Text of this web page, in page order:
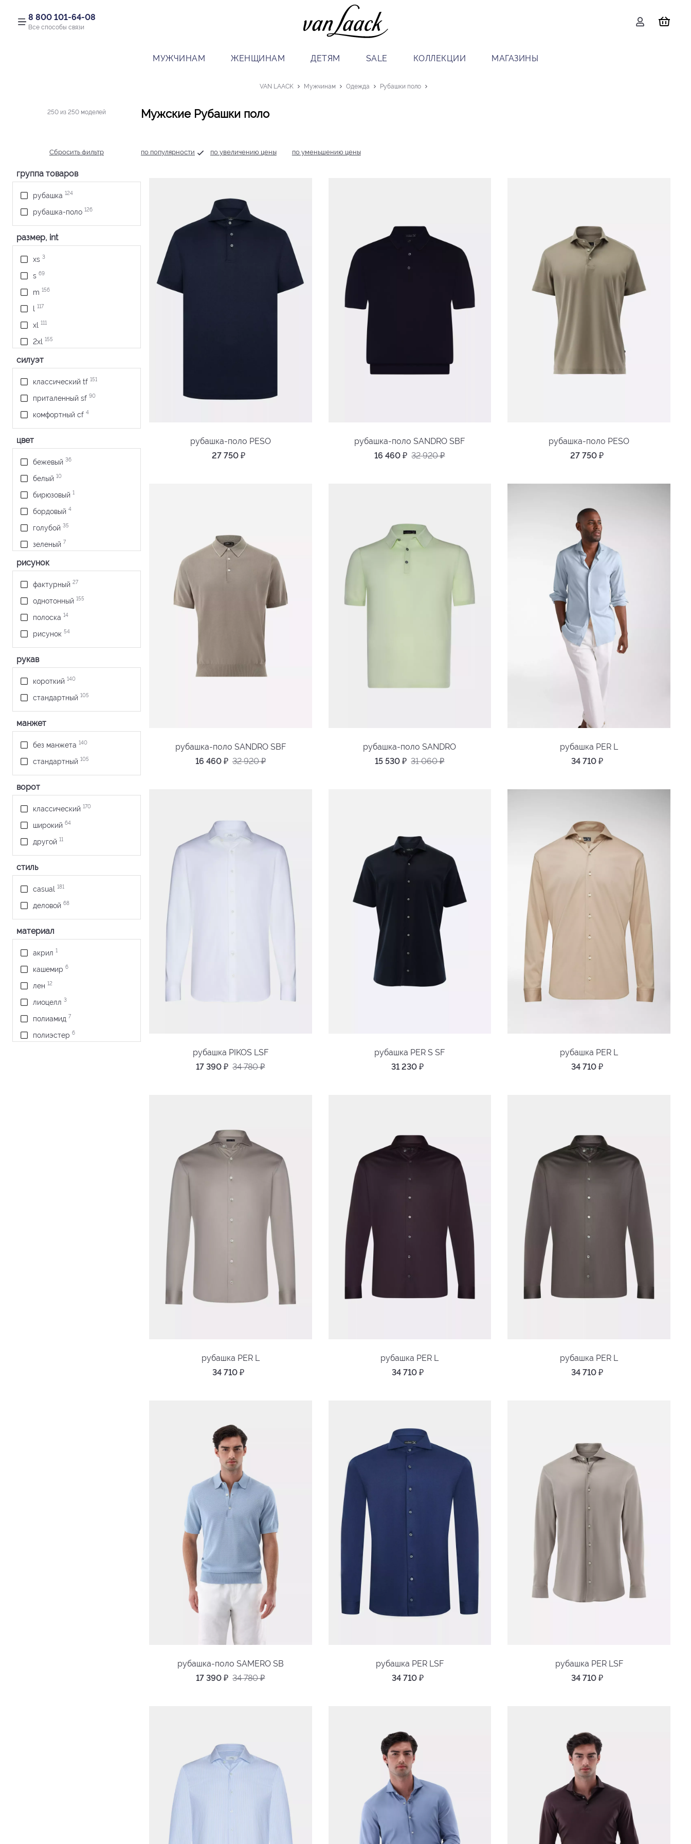
8 800 101-64-08
Все способы связи
МУЖЧИНАМ ЖЕНЩИНАМ ДЕТЯМ SALE КОЛЛЕКЦИИ МАГАЗИНЫ
VAN LAACK Мужчинам Одежда Рубашки поло
250 из 250 моделей
Сбросить фильтр
группа товаров
рубашка 124
рубашка-поло 126
размер, int
xs 3
s 69
m 156
l 117
xl 111
2xl 155
3xl
силуэт
классический tf 151
приталенный sf 90
комфортный cf 4
цвет
бежевый 36
белый 10
бирюзовый 1
бордовый 4
голубой 35
зеленый 7
коралловый
серо-голубой
темно-синий
фиолетовый
хаки
черный
ярко-розовый
ярко-синий
рисунок
фактурный 27
однотонный 155
полоска 14
рисунок 54
рукав
короткий 140
стандартный 105
манжет
без манжета 140
стандартный 105
ворот
классический 170
широкий 64
другой 11
стиль
casual 181
деловой 68
материал
акрил 1
кашемир 6
лен 12
лиоцелл 3
полиамид 7
полиэстер 6
Мужские Рубашки поло
по популярности по увеличению цены по уменьшению цены
рубашка-поло PESO
27 750 ₽
рубашка-поло SANDRO SBF
16 460₽ 32 920₽
рубашка-поло PESO
27 750₽
рубашка-поло SANDRO SBF
16 460 ₽ 32 920₽
рубашка-поло SANDRO
15 530₽ 31 060₽
рубашка PER L
34 710 ₽
рубашка PIKOS LSF
17 390₽ 34 780₽
рубашка PER S SF
31 230₽
рубашка PER L
34 710 ₽
рубашка PER L
34 710₽
рубашка PER L
34 710 ₽
рубашка PER L
34 710 ₽
рубашка-поло SAMERO SB
17 390₽ 34 780₽
рубашка PER LSF
34 710 ₽
рубашка PER LSF
34 710 ₽